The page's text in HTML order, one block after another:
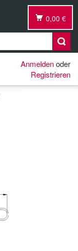
0,00 €
Anmeldenoder
Registrieren